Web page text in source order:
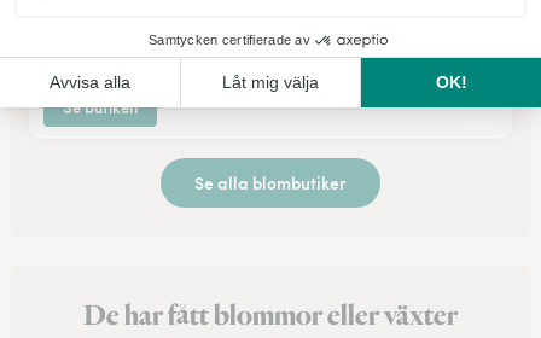
4.5 (79)
Esplanaden 16
Se butiken
Se alla blombutiker
De har fått blommor eller växter